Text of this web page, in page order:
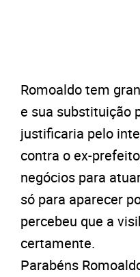
Romoaldo tem
e sua substituição
justificaria pelo
contra o ex-
negócios para
só para aparecer
percebeu que a
certamente.
Parabéns